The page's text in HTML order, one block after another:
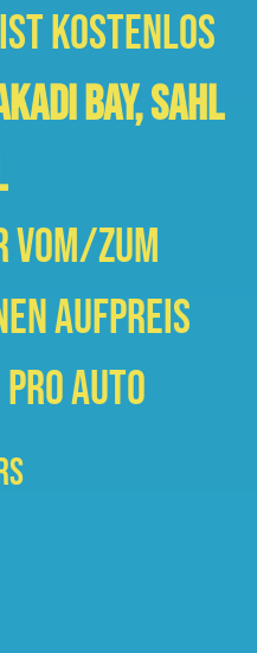
kostenlos
Bay, Sahl
zum
Aufpreis
pro Auto